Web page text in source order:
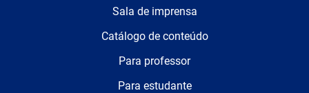
Sala de imprensa
Catálogo de conteúdo
Para professor
Para estudante